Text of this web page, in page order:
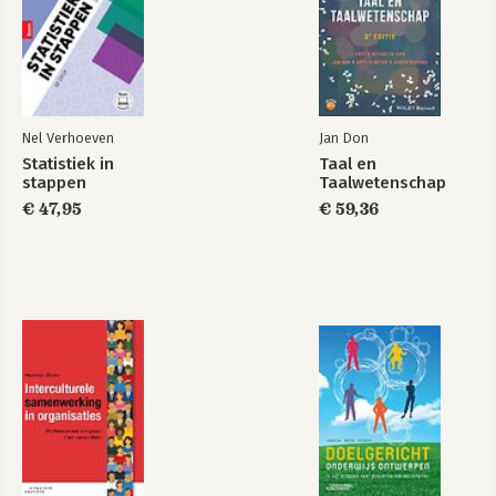
1.10 Samenvatting 44
1.11 Literatuur 46
2 De uitdagingen voor een goed gesprek 51
2.1 Het communicatieproces 52
2.2 De elementen in een boodschap 55
2.3 Kanalen: verbaal, paralinguaal en non-verbaal 58
2.4 Uniekheid en beleving 63
2.5 Aandacht, waarneming, interpretatie 68
2.6 Interpreteren via vuistregels 73
3 Actief luisteren en observatief luisteren – de basis van
gespreksvaardigheden 101
3.1 Vragen 102
3.2 Zenden: het overbrengen van wat je wilt zeggen 112
3.3 Actief luisteren – technieken om de ander te laten voelen
dat je luistert 121
3.4 Observatief luisteren 123
Nel Verhoeven
Statistiek in
stappen
€ 47,95
Jan Don
Taal en
Taalwetenschap
€ 59,36